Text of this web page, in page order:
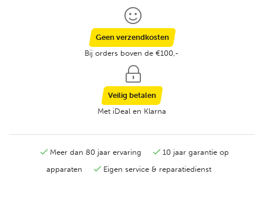
Geen verzendkosten
Bij orders boven de €100,-
Veilig betalen
Met iDeal en Klarna
Meer dan 80 jaar ervaring
10 jaar garantie op
apparaten
Eigen service & reparatiedienst